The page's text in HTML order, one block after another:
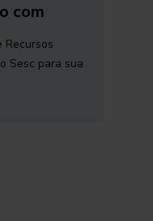
com
Recursos
Sesc para sua